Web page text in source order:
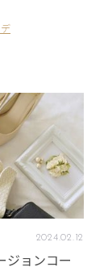
2024.02 .12
ジョンコー